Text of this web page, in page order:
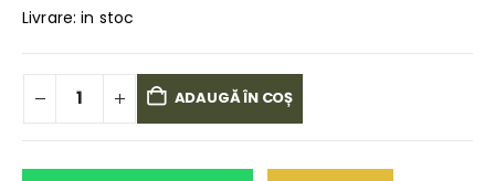
Livrare: in stoc
ADAUGĂ ÎN COȘ